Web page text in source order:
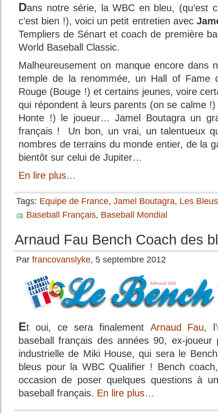
Dans notre série, la WBC en bleu, (qu’est
c’est bien !), voici un petit entretien avec
Templiers de Sénart et coach de première
World Baseball Classic.
Malheureusement on manque encore dans
temple de la renommée, un Hall of Fame
Rouge (Bouge !) et certains jeunes, voire
qui répondent à leurs parents (on se calme
Honte !) le joueur… Jamel Boutagra un
français ! Un bon, un vrai, un talentueux
nombres de terrains du monde entier, de la
bientôt sur celui de Jupiter…
En lire plus…
Tags: Equipe de France, Jamel Boutagra, Les Bleus
Baseball Français, Baseball Mondial
Arnaud Fau Bench Coach des
Par francovanslyke, 5 septembre 2012
Et oui, ce sera finalement Arnaud Fau,
baseball français des années 90, ex-joueur
industrielle de Miki House, qui sera le
bleus pour la WBC Qualifier ! Bench
occasion de poser quelques questions à
baseball français. En lire plus…